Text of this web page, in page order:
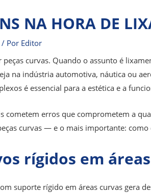
NA HORA DE
/ Por Editor
curvas. Quando o assunto é
na indústria automotiva, náutica ou
é essencial para a estética e a
cometem erros que comprometem a
curvas — e o mais importante: como
rígidos em
suporte rígido em áreas curvas gera